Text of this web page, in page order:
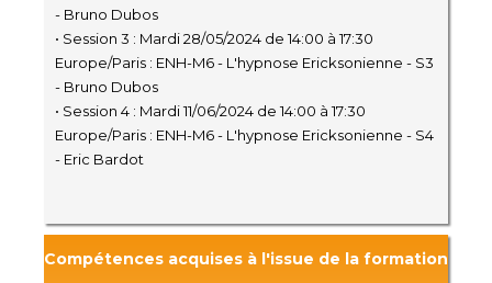
- Bruno Dubos
• Session 3 : Mardi 28/05/2024 de 14:00 à 17:30
Europe/Paris : ENH-M6 - L'hypnose Ericksonienne - S3
- Bruno Dubos
• Session 4 : Mardi 11/06/2024 de 14:00 à 17:30
Europe/Paris : ENH-M6 - L'hypnose Ericksonienne - S4
- Eric Bardot
Compétences acquises à l'issue de la formation